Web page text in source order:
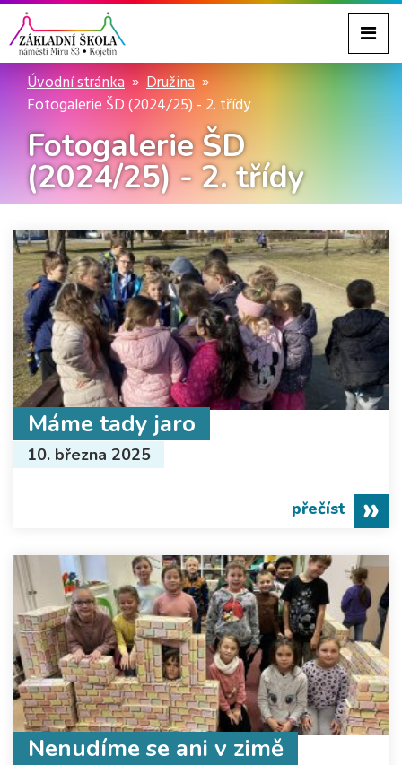
Úvodní stránka
Družina
Fotogalerie ŠD (2024/25) - 2. třídy
Fotogalerie ŠD
(2024/25) - 2. třídy
Máme tady jaro
10. března 2025
přečíst
Nenudíme se ani v zimě